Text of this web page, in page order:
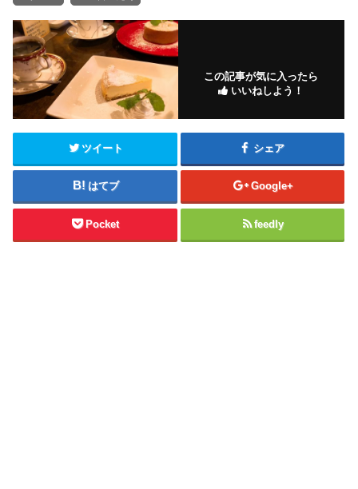
この記事が気に入ったら
いいねしよう！
ツイート シェア
はてブ Google+
Pocket feedly